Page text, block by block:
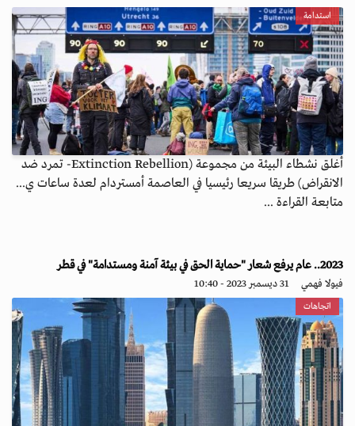
استدامة
أغلق نشطاء البيئة من مجموعة (Extinction Rebellion- تمرد ضد
الانقراض) طريقا سريعا رئيسيا في العاصمة أمستردام لعدة ساعات ي...
متابعة القراءة ...
2023.. عام يرفع شعار "حماية الحق في بيئة آمنة ومستدامة" في قطر
فيولا فهمي 31 ديسمبر 2023 - 10:40
اتجاهات